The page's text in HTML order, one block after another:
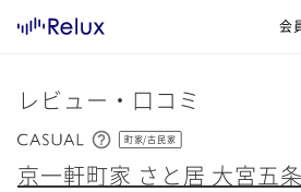
会
レビュー・口コミ
町家/古民家
京一軒町家 さと居 大宮五